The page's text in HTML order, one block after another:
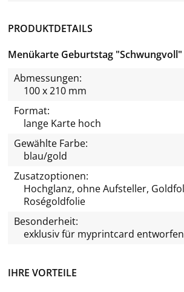
IHRE VORTEILE
PRODUKTDETAILS
Menükarte Geburtstag "Schwungvoll"
Abmessungen:
100 x 210 mm
Format:
lange Karte hoch
Gewählte Farbe:
blau/gold
Zusatzoptionen:
Hochglanz, ohne Aufsteller,
Roségoldfolie
Besonderheit:
exklusiv für myprintcard entworfen